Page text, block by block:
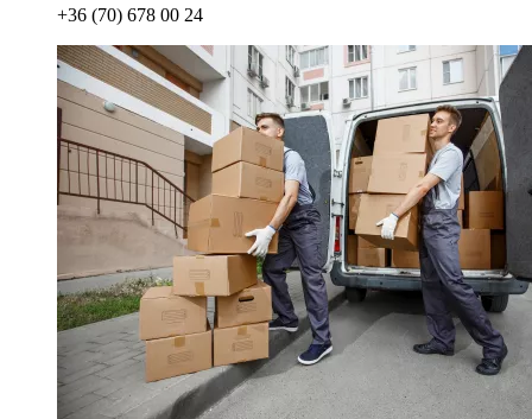
+36 (70) 678 00 24